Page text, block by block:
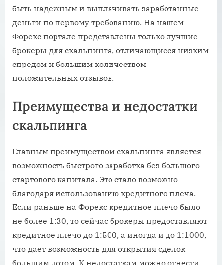
быть надежным и выплачивать заработанные
деньги по первому требованию. На нашем
Форекс портале представлены только лучшие
брокеры для скальпинга, отличающиеся низким
спредом и большим количеством
положительных отзывов.
Преимущества и недостатки
скальпинга
Главным преимуществом скальпинга является
возможность быстрого заработка без большого
стартового капитала. Это стало возможно
благодаря использованию кредитного плеча.
Если раньше на Форекс кредитное плечо было
не более 1:30, то сейчас брокеры предоставляют
кредитное плечо до 1:500, а иногда и до 1:1000,
что дает возможность для открытия сделок
большим лотом. К недостаткам можно отнести